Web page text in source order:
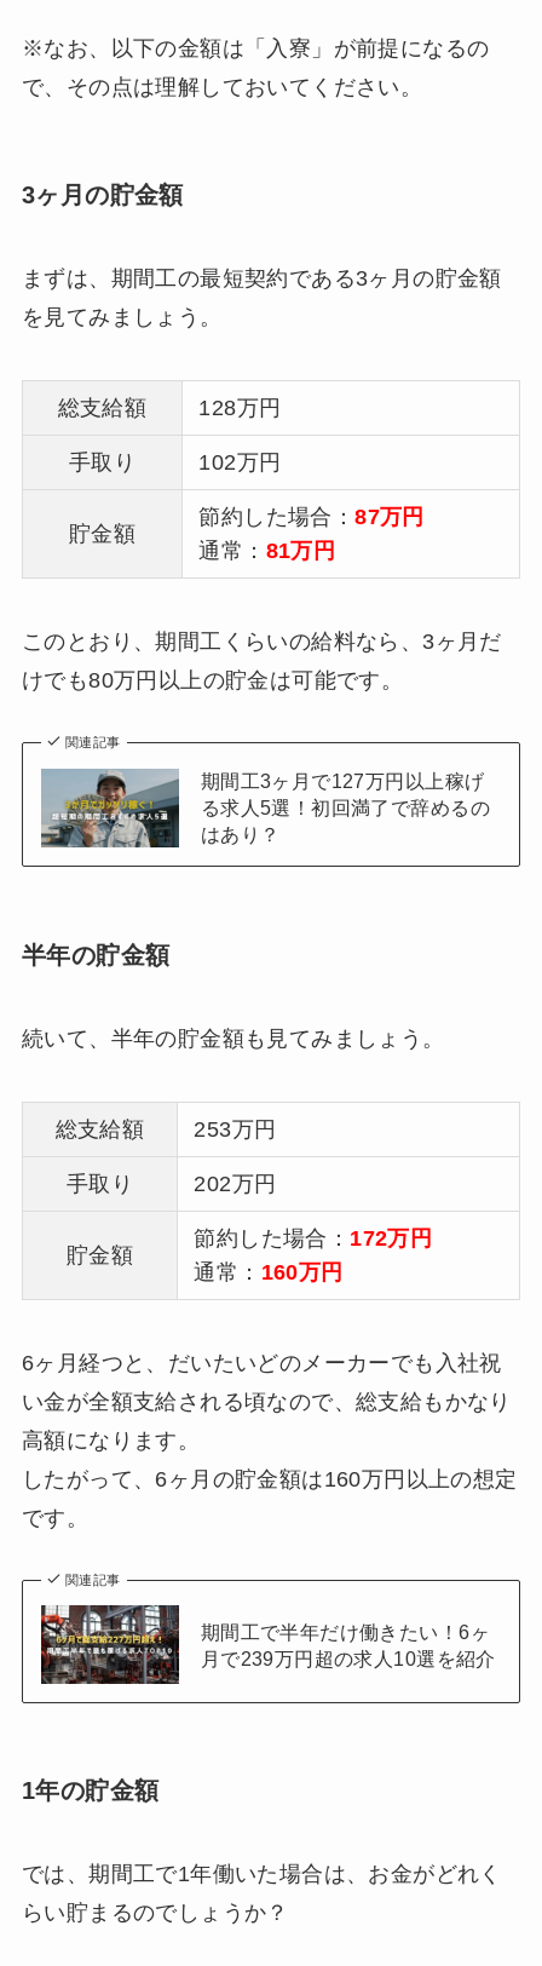
※なお、以下の金額は「入寮」が前提になるの
で、その点は理解しておいてください。
3ヶ月の貯金額
まずは、期間工の最短契約である3ヶ月の貯金額
を見てみましょう。
総支給額 128万円
手取り 102万円
貯金額
節約した場合：87万円
通常： 81万円
このとおり、期間工くらいの給料なら、3ヶ月だ
けでも80万円以上の貯金は可能です。
関連記事
期間工3ヶ月で127万円以上稼げ
る求人5選！初回満了で辞めるの
はあり？
半年の貯金額
続いて、半年の貯金額も見てみましょう。
総支給額 253万円
手取り 202万円
貯金額
節約した場合： 172万円
通常： 160万円
6ヶ月経つと、だいたいどのメーカーでも入社祝
い金が全額支給される頃なので、総支給もかなり
高額になります。
したがって、6ヶ月の貯金額は160万円以上の想定
です。
関連記事
期間工で半年だけ働きたい！6ヶ
月で239万円超の求人10選を紹介
1年の貯金額
では、期間工で1年働いた場合は、お金がどれく
らい貯まるのでしょうか？